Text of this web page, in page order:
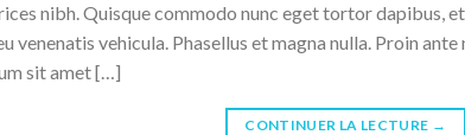
nibh. Quisque commodo nunc eget tortor dapibus,
venenatis vehicula. Phasellus et magna nulla. Proin
sit amet […]
CONTINUER LA LECTURE →